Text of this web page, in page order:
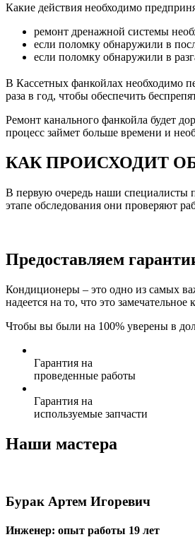
Какие действия необходимо
ремонт дренажной системы
если поломку обнаружили в
если поломку обнаружили в
В Кассетных фанкойлах необходимо
раза в год, чтобы обеспечить
Ремонт канального фанкойла будет
процесс займет больше времени и
КАК ПРОИСХОДИТ
В первую очередь наши специалисты
этапе обследования они проверяют
Предоставляем
Кондиционеры – это одно из самых
надеется на то, что это
Чтобы вы были на 100% уверены в
Гарантия на
проведенные работы
Гарантия на
используемые запчасти
Наши мастера
Бурак Артем Игоревич
Инженер: опыт работы 19 лет